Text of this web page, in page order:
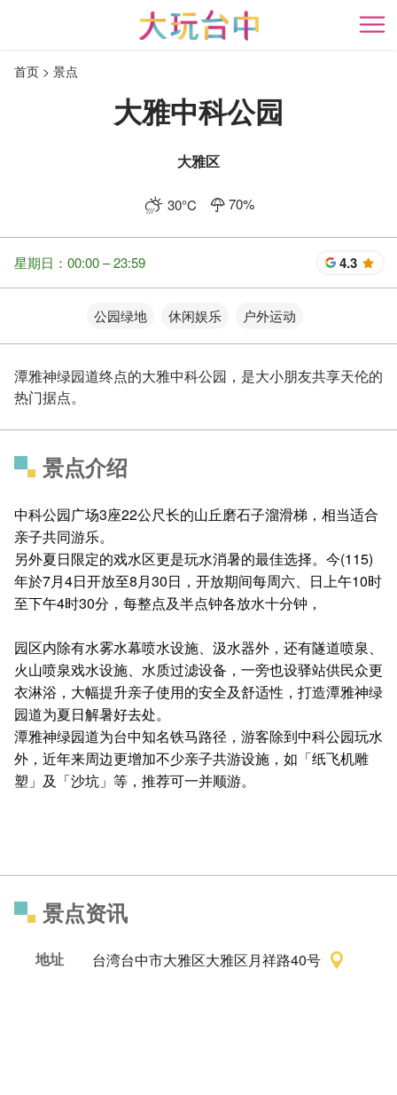
开
首页 景点
大雅中科公园
大雅区
30°C 70%
星期日：00:00 – 23:59 4.3 星
公园绿地 休闲娱乐 户外运动
潭雅神绿园道终点的大雅中科公园，是大小朋友共享天伦的
热门据点。
景点介绍
中科公园广场3座22公尺长的山丘磨石子溜滑梯，相当适合
亲子共同游乐。
另外夏日限定的戏水区更是玩水消暑的最佳选择。今(115)
年於7月4日开放至8月30日，开放期间每周六、日上午10时
至下午4时30分，每整点及半点钟各放水十分钟，
园区内除有水雾水幕喷水设施、汲水器外，还有隧道喷泉、
火山喷泉戏水设施、水质过滤设备，一旁也设驿站供民众更
衣淋浴，大幅提升亲子使用的安全及舒适性，打造潭雅神绿
园道为夏日解暑好去处。
潭雅神绿园道为台中知名铁马路径，游客除到中科公园玩水
外，近年来周边更增加不少亲子共游设施，如「纸飞机雕
塑」及「沙坑」等，推荐可一并顺游。
景点资讯
地址 台湾台中市大雅区大雅区月祥路40号